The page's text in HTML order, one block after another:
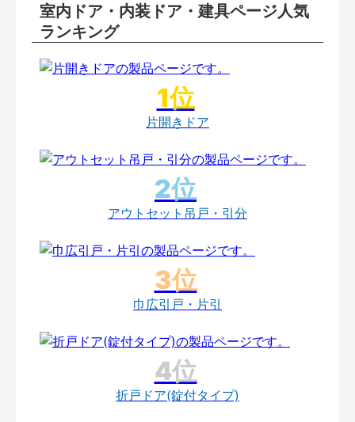
室内ドア・内装ドア・建具ページ人気
ランキング
片開きドア
アウトセット吊戸・引分
巾広引戸・片引
折戸ドア(錠付タイプ)